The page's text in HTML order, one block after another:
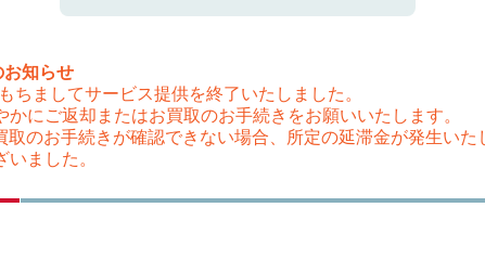
お知らせ
ちましてサービス提供を終了いたしました。
にご返却またはお買取のお手続きをお願いいたします。
のお手続きが確認できない場合、所定の延滞金が発生いた
ました。